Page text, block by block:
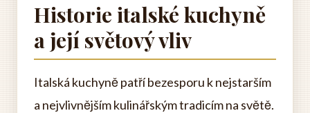
Historie italské kuchyně
a její světový vliv
Italská kuchyně patří bezesporu k nejstarším
a nejvlivnějším kulinářským tradicím na světě.